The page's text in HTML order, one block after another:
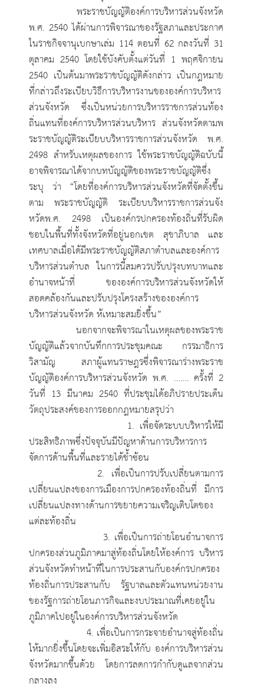
พระราชบัญญัติองค์การบริหารส่วนจังหวัด
พ.ศ. 2540 ได้ผ่านการพิจารณาของรัฐสภาและประกาศ
ในราชกิจจานุเบกษาเล่ม 114 ตอนที่ 62 กลงวันที่ 31
ตุลาคม 2540 โดยใช้บังคับตั้งแต่วันที่ 1 พฤศจิกายน
2540 เป็นต้นมาพระราชบัญญัติดังกล่าว เป็นกฎหมาย
ที่กล่าวถึงระเบียบวิธีการบริหารงานขององค์การบริหาร
ส่วนจังหวัด ซึ่งเป็นหน่วยการบริหารราชการส่วนท้อง
ถิ่นแทนที่องค์การบริหารส่วนบริหาร ส่วนจังหวัดตามพ
ระราชบัญญัติระเบียบบริหารราชการส่วนจังหวัด พ.ศ.
2498 สำหรับเหตุผลของการ ใช้พระราชบัญญัติฉบับนี้
อาจพิจารณาได้จากบทบัญญัติของพระราชบัญญัติซึ่ง
ระบุ ว่า “โดยที่องค์การบริหารส่วนจังหวัดที่จัดตั้งขึ้น
ตาม พระราชบัญญัติ ระเบียบบริหารราชการส่วนจัง
หวัดพ.ศ. 2498 เป็นองค์กรปกครองท้องถิ่นที่รับผิด
ชอบในพื้นที่ทั้งจังหวัดที่อยู่นอกเขต สุขาภิบาล และ
เทศบาลเมื่อได้มีพระราชบัญญัติสภาตำบลและองค์การ
บริหารส่วนตำบล ในการนี้สมควรปรับปรุงบทบาทและ
อำนาจหน้าที่ ขององค์การบริหารส่วนจังหวัดให้
สอดคล้องกันและปรับปรุงโครงสร้างขององค์การ
บริหารส่วนจังหวัด ห้เหมาะสมยิ่งขึ้น”
นอกจากจะพิจารณาในเหตุผลของพระราช
บัญญัติแล้วจากบันทึกการประชุมคณะ กรรมาธิการ
วิสามัญ สภาผู้แทนราษฎรซึ่งพิจารณาร่างพระราช
บัญญัติองค์การบริหารส่วนจังหวัด พ.ศ. ……. ครั้งที่ 2
วันที่ 13 มีนาคม 2540 ที่ประชุมได้อภิปรายประเด็น
วัตถุประสงค์ของการออกกฎหมายสรุปว่า
1. เพื่อจัดระบบบริหารให้มี
ประสิทธิภาพซึ่งปัจจุบันมีปัญหาด้านการบริหารการ
จัดการด้านพื้นที่และรายได้ช้ำซ้อน
2. เพื่อเป็นการปรับเปลี่ยนตามการ
เปลี่ยนแปลงของการเมืองการปกครองท้องถิ่นที่ มีการ
เปลี่ยนแปลงทางด้านการขยายความเจริญเติบโตของ
แต่ละท้องถิ่น
3. เพื่อเป็นการถ่ายโอนอำนาจการ
ปกครองส่วนภูมิภาคมาสู่ท้องถิ่นโดยให้องค์การ บริหาร
ส่วนจังหวัดทำหน้าที่ในการประสานกับองค์กรปกครอง
ท้องถิ่นการประสานกับ รัฐบาลและตัวแทนหน่วยงาน
ของรัฐการถ่ายโอนภารกิจและงบประมาณที่เคยอยู่ใน
ภูมิภาคไปอยู่ในองค์การบริหารส่วนจังหวัด
4. เพื่อเป็นการกระจายอำนาจสู่ท้องถิ่น
ให้มากยิ่งขึ้นโดยจะเพิ่มอิสระให้กับ องค์การบริหารส่วน
จังหวัดมากขึ้นด้วย โดยการลดการกำกับดูแลจากส่วน
กลางลง